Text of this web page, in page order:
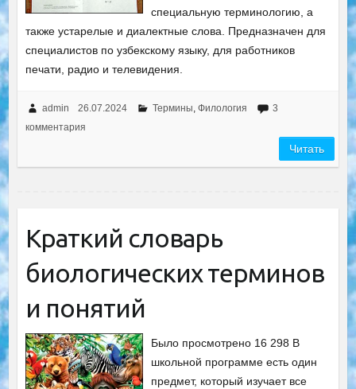
специальную терминологию, а
также устарелые и диалектные слова. Предназначен для
специалистов по узбекскому языку, для работников
печати, радио и телевидения.
admin 26.07.2024 Термины, Филология
3
комментария
Читать
Краткий словарь
биологических терминов
и понятий
Было просмотрено 16 298 В
школьной программе есть один
предмет, который изучает все